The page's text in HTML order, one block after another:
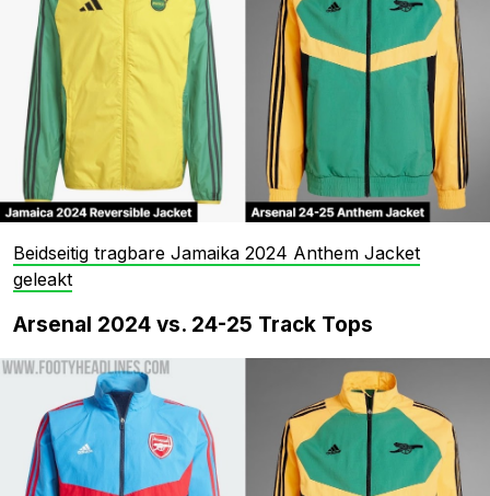
Beidseitig tragbare Jamaika 2024 Anthem Jacket
geleakt
Arsenal 2024 vs. 24-25 Track Tops